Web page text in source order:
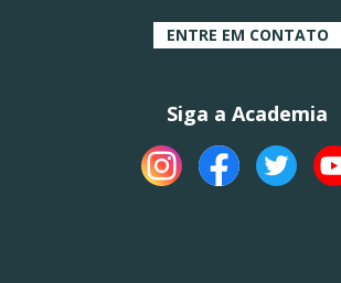
ENTRE EM CONTATO
Siga a Academia